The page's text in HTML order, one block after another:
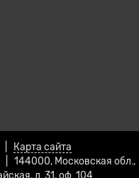
|
Карта сайта
144000, Московская обл.,
д. 31, оф. 104